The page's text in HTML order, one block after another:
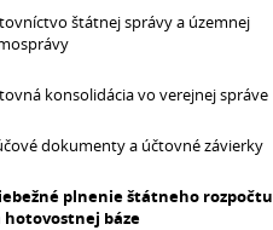
štátnej správy a územnej
konsolidácia vo verejnej správe
dokumenty a účtovné závierky
plnenie štátneho rozpočtu
hotovostnej báze